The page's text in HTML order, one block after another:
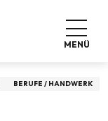
MENÜ
BERUFE / HANDWERK